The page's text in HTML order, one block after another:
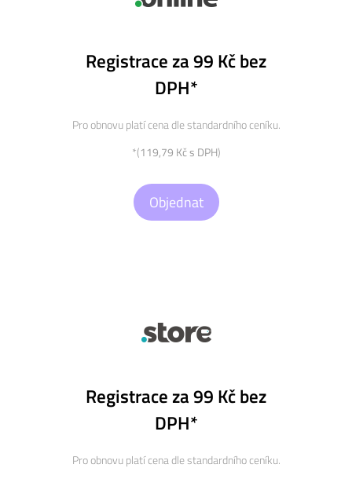
Registrace za 99 Kč bez
DPH*
Pro obnovu platí cena dle standardního ceníku.
*(119,79 Kč s DPH)
Objednat
Registrace za 99 Kč bez
DPH*
Pro obnovu platí cena dle standardního ceníku.